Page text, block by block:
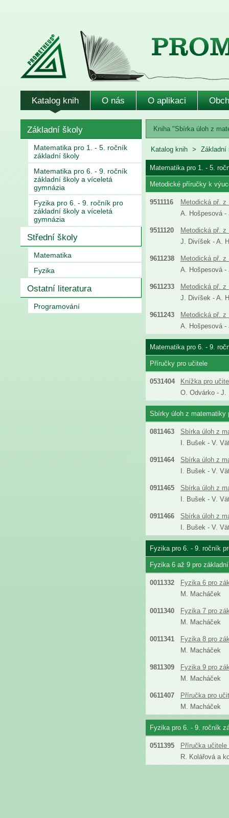
Katalog knih O nás O aplikaci
Základní školy
Matematika pro 1. - 5. ročník
základní školy
Matematika pro 6. - 9. ročník
základní školy a víceletá
gymnázia
Fyzika pro 6. - 9. ročník pro
základní školy a víceletá
gymnázia
Střední školy
Matematika
Fyzika
Ostatní literatura
Programování
Kniha "Sbírka úloh z
Katalog knih Základní
Matematika pro 1. - 5.
Metodické příručky k
9511116
Metodická př.
A. Hošpesová
9511120
Metodická př.
J. Divíšek - A.
9611238
Metodická př.
A. Hošpesová
9611233
Metodická př.
J. Divíšek - A.
9611243
Metodická př.
A. Hošpesová
Matematika pro 6. - 9.
Příručky pro učitele
0531404
Knížka pro
O. Odvárko - J.
Sbírky úloh z matematiky
0811463
Sbírka úloh z
I. Bušek - V.
0911464
Sbírka úloh z
I. Bušek - V.
0911465
Sbírka úloh z
I. Bušek - V.
0911466
Sbírka úloh z
I. Bušek - V.
Fyzika pro 6. - 9. ročník
Fyzika 6 až 9 pro
0011332
Fyzika 6 pro
M. Macháček
0011340
Fyzika 7 pro
M. Macháček
0011341
Fyzika 8 pro
M. Macháček
9811309
Fyzika 9 pro
M. Macháček
0611407
Příručka pro
M. Macháček
Fyzika pro 6. - 9. ročník
0511395
Příručka
R. Kolářová a